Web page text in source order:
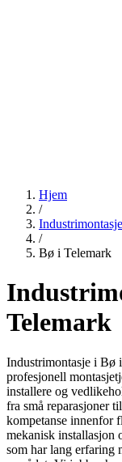
Hjem
/
Industrimontasje
/
Bø i Telemark
Telemark
Industrimontasje i Bø
profesjonell
installere og
fra små reparasjoner
kompetanse innenfor
mekanisk installasjon
som har lang erfaring